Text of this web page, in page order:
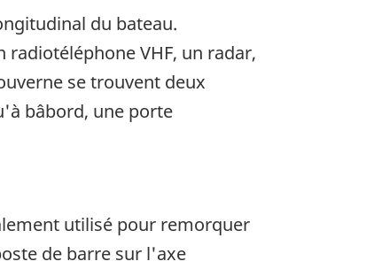
du bateau.
VHF, un radar,
se trouvent deux
bâbord, une porte
utilisé pour remorquer
de barre sur l'axe